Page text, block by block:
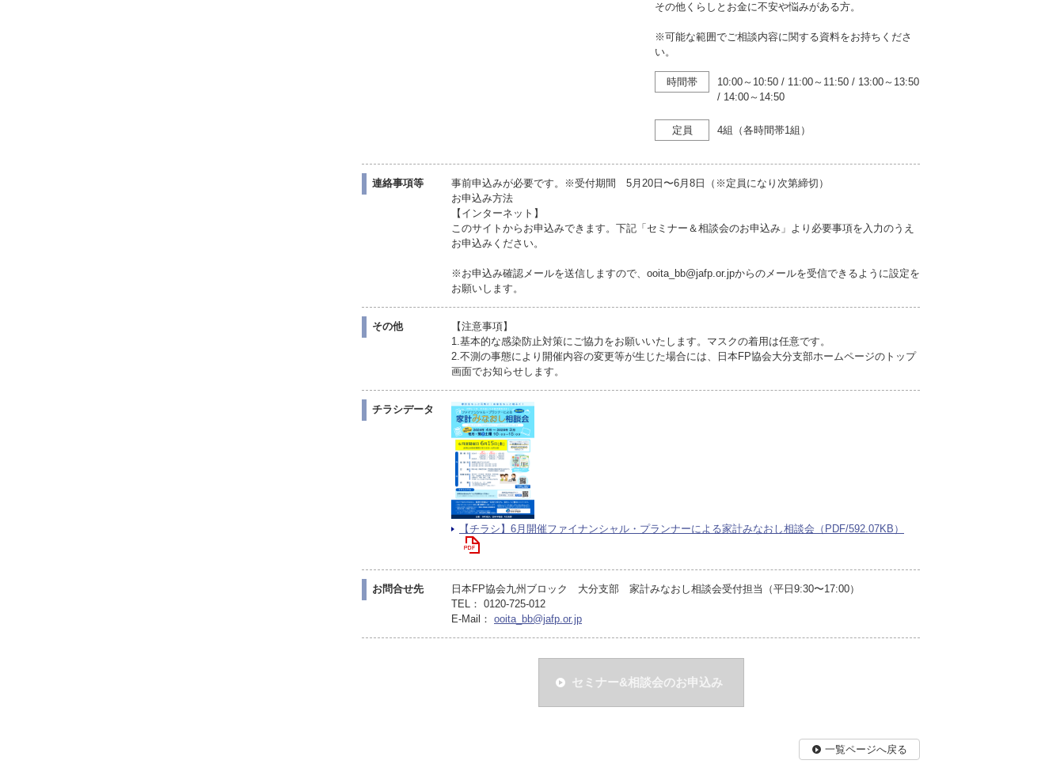
その他くらしとお金に不安や悩みがある方。
※可能な範囲でご相談内容に関する資料をお持ちくださ
い。
時間帯 10:00～10:50 / 11:00～11:50 / 13:00～13:50
/ 14:00～14:50
定員 4組（各時間帯1組）
連絡事項等
事前申込みが必要です。※受付期間 5月20日〜6月8日（※定員になり次第締切）
お申込み方法
【インターネット】
このサイトからお申込みできます。下記「セミナー＆相談会のお申込み」より必要事項を入力のうえ
お申込みください。
※お申込み確認メールを送信しますので、ooita_bb@jafp.or.jpからのメールを受信できるように設定を
お願いします。
その他
【注意事項】
1.基本的な感染防止対策にご協力をお願いいたします。マスクの着用は任意です。
2.不測の事態により開催内容の変更等が生じた場合には、日本FP協会大分支部ホームページのトップ
画面でお知らせします。
チラシデータ
【チラシ】6月開催ファイナンシャル・プランナーによる家計みなおし相談会（PDF/592.07KB）
お問合せ先
日本FP協会九州ブロック 大分支部 家計みなおし相談会受付担当（平日9:30〜17:00）
TEL： 0120-725-012
E-Mail： ooita_bb@jafp.or.jp
セミナー&相談会のお申込み
一覧ページへ戻る